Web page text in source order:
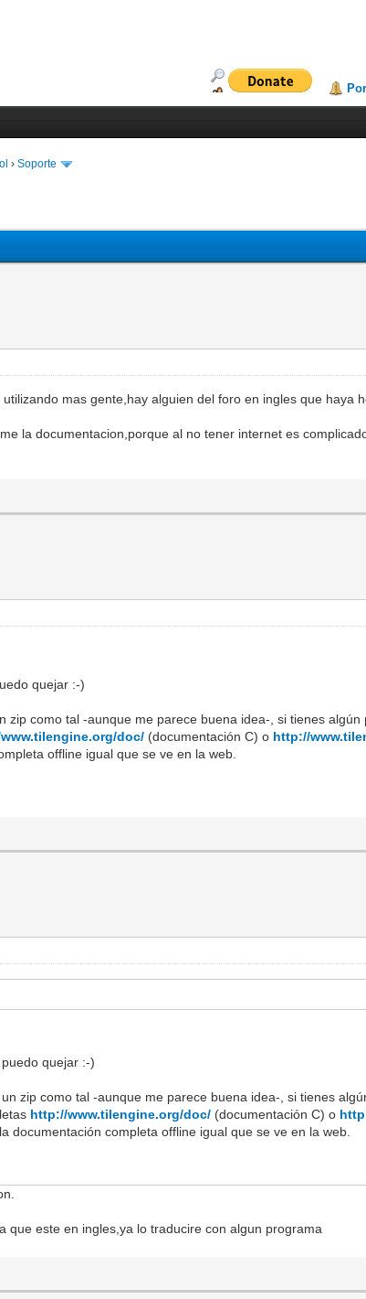
›Soporte
mas gente,hay alguien del foro en ingles que haya
la documentacion,porque al no tener internet es
quejar :-)
zip como tal -aunque me parece buena idea-, si tienes
doc/ (documentación C) o http://
offline igual que se ve en la web.
quejar :-)
zip como tal -aunque me parece buena idea-, si tienes
http://www.tilengine.org/doc/ (documentación C) o
documentación completa offline igual que se ve en la web.
que este en ingles,ya lo traducire con algun programa